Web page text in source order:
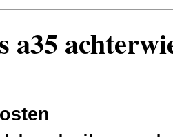
a35